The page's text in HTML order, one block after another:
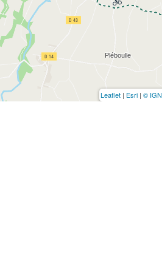
Leaflet | Esri | © IGN